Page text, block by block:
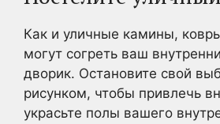
Как и уличные камины,
могут согреть ваш
дворик. Остановите свой
рисунком, чтобы привлечь
украсьте полы вашего